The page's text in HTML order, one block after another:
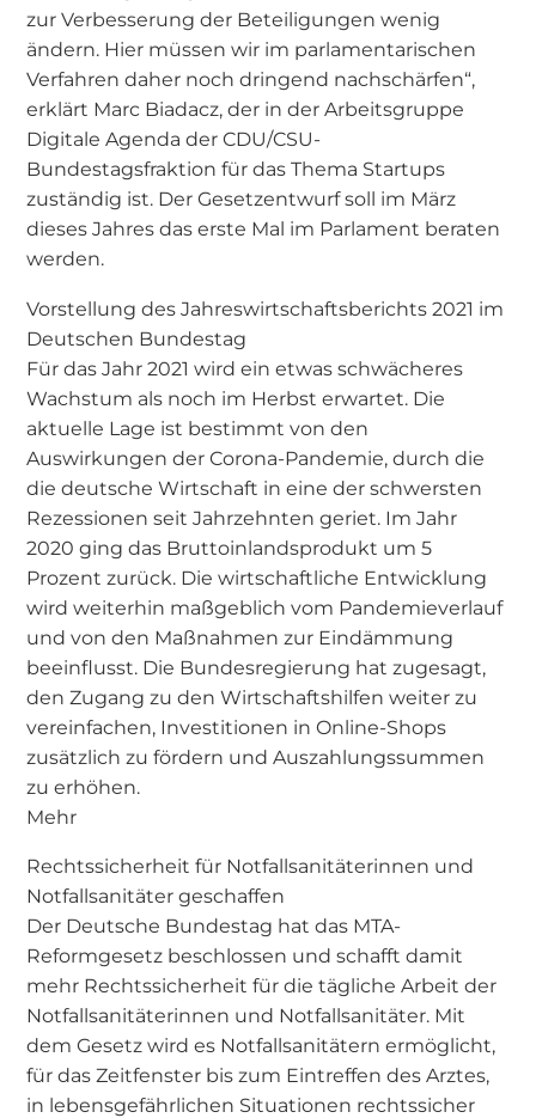
zur Verbesserung der Beteiligungen wenig
ändern. Hier müssen wir im parlamentarischen
Verfahren daher noch dringend nachschärfen“,
erklärt Marc Biadacz, der in der Arbeitsgruppe
Digitale Agenda der CDU/CSU-
Bundestagsfraktion für das Thema Startups
zuständig ist. Der Gesetzentwurf soll im März
dieses Jahres das erste Mal im Parlament beraten
werden.
Vorstellung des Jahreswirtschaftsberichts 2021 im
Deutschen Bundestag
Für das Jahr 2021 wird ein etwas schwächeres
Wachstum als noch im Herbst erwartet. Die
aktuelle Lage ist bestimmt von den
Auswirkungen der Corona-Pandemie, durch die
die deutsche Wirtschaft in eine der schwersten
Rezessionen seit Jahrzehnten geriet. Im Jahr
2020 ging das Bruttoinlandsprodukt um 5
Prozent zurück. Die wirtschaftliche Entwicklung
wird weiterhin maßgeblich vom Pandemieverlauf
und von den Maßnahmen zur Eindämmung
beeinflusst. Die Bundesregierung hat zugesagt,
den Zugang zu den Wirtschaftshilfen weiter zu
vereinfachen, Investitionen in Online-Shops
zusätzlich zu fördern und Auszahlungssummen
zu erhöhen.
Mehr
Rechtssicherheit für Notfallsanitäterinnen und
Notfallsanitäter geschaffen
Der Deutsche Bundestag hat das MTA-
Reformgesetz beschlossen und schafft damit
mehr Rechtssicherheit für die tägliche Arbeit der
Notfallsanitäterinnen und Notfallsanitäter. Mit
dem Gesetz wird es Notfallsanitätern ermöglicht,
für das Zeitfenster bis zum Eintreffen des Arztes,
in lebensgefährlichen Situationen rechtssicher